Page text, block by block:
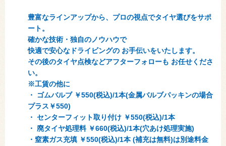
豊富なラインアップから、プロの視点でタイヤ選びをサポ
ート。
確かな技術・独自のノウハウで
快適で安心なドライビングの お手伝いをいたします。
その後のタイヤ点検などアフターフォローも お任せくださ
い。
※工賃の他に
・ ゴムバルブ ￥550(税込)/1本(金属バルブパッキンの場合
プラス￥550)
・ センターフィット取り付け ￥550(税込)/1本
・ 廃タイヤ処理料 ￥660(税込)/1本(穴あけ処理実施)
・窒素ガス充填 ￥550(税込)/1本 (補充は無料)は別途料金